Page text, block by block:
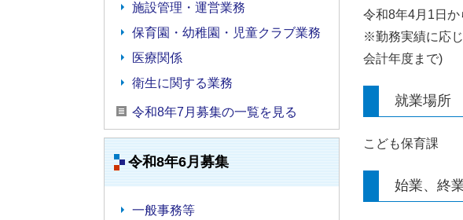
施設管理・運営業務
保育園・幼稚園・児童クラブ業務
医療関係
衛生に関する業務
令和8年7月募集の一覧を見る
令和8年6月募集
一般事務等
令和8年4月1日
※勤務実績に応
会計年度まで)
就業場所
こども保育課
始業、終